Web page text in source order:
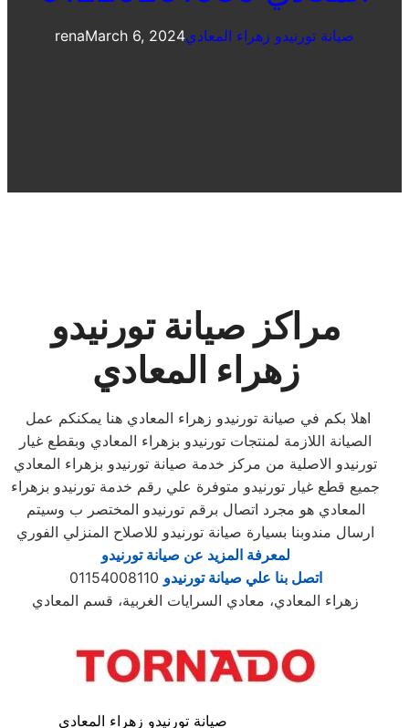
renaMarch 6, 2024صيانة تورنيدو زهراء المعادي
مراكز صيانة تورنيدو
زهراء المعادي
الصيانة اللازمة لمنتجات تورنيدو بزهراء المعادي وبقطع غيار
تورنيدو الاصلية من مركز خدمة صيانة تورنيدو بزهراء المعادي
جميع قطع غيار تورنيدو متوفرة علي رقم خدمة تورنيدو بزهراء
المعادي هو مجرد اتصال برقم تورنيدو المختصر ب وسيتم
ارسال مندوبنا بسيارة صيانة تورنيدو للاصلاح المنزلي الفوري
لمعرفة المزيد عن صيانة تورنيدو
اتصل بنا علي صيانة تورنيدو
زهراء المعادي، معادي السرايات الغربية، قسم المعادي
صيانة تورنيدو زهراء المعادي